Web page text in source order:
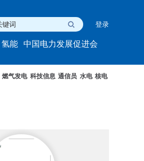
登录
氢能 中国电力发展促进会
燃气发电 科技信息 通信员 水电 核电